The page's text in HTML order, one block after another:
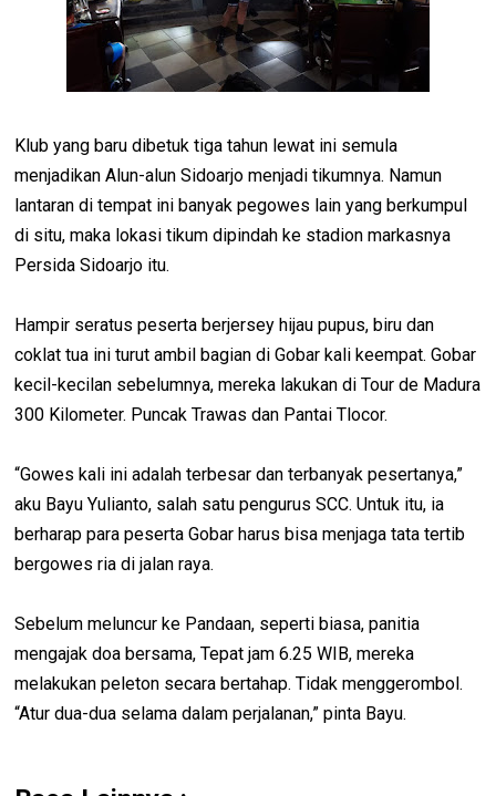
Klub yang baru dibetuk tiga tahun lewat ini semula
menjadikan Alun-alun Sidoarjo menjadi tikumnya. Namun
lantaran di tempat ini banyak pegowes lain yang berkumpul
di situ, maka lokasi tikum dipindah ke stadion markasnya
Persida Sidoarjo itu.
Hampir seratus peserta berjersey hijau pupus, biru dan
coklat tua ini turut ambil bagian di Gobar kali keempat. Gobar
kecil-kecilan sebelumnya, mereka lakukan di Tour de Madura
300 Kilometer. Puncak Trawas dan Pantai Tlocor.
“Gowes kali ini adalah terbesar dan terbanyak pesertanya,”
aku Bayu Yulianto, salah satu pengurus SCC. Untuk itu, ia
berharap para peserta Gobar harus bisa menjaga tata tertib
bergowes ria di jalan raya.
Sebelum meluncur ke Pandaan, seperti biasa, panitia
mengajak doa bersama, Tepat jam 6.25 WIB, mereka
melakukan peleton secara bertahap. Tidak menggerombol.
“Atur dua-dua selama dalam perjalanan,” pinta Bayu.